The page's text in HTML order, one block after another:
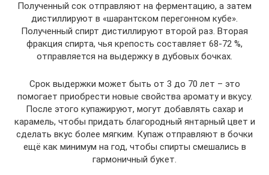
Полученный сок отправляют на ферментацию, а затем
дистиллируют в «шарантском перегонном кубе».
Полученный спирт дистиллируют второй раз. Вторая
фракция спирта, чья крепость составляет 68-72 %,
отправляется на выдержку в дубовых бочках.
Срок выдержки может быть от 3 до 70 лет – это
помогает приобрести новые свойства аромату и вкусу.
После этого купажируют, могут добавлять сахар и
карамель, чтобы придать благородный янтарный цвет и
сделать вкус более мягким. Купаж отправляют в бочки
ещё как минимум на год, чтобы спирты смешались в
гармоничный букет.